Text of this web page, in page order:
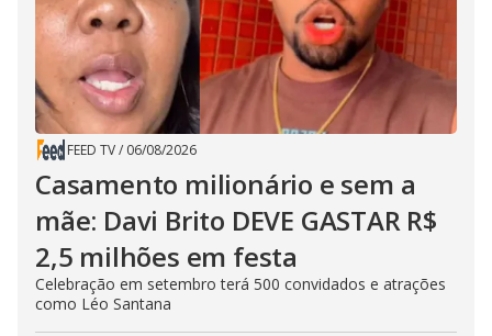
FEED TV/ 06/08/2026
Casamento milionário e sem a
mãe: Davi Brito DEVE GASTAR R$
2,5 milhões em festa
Celebração em setembro terá 500 convidados e atrações
como Léo Santana